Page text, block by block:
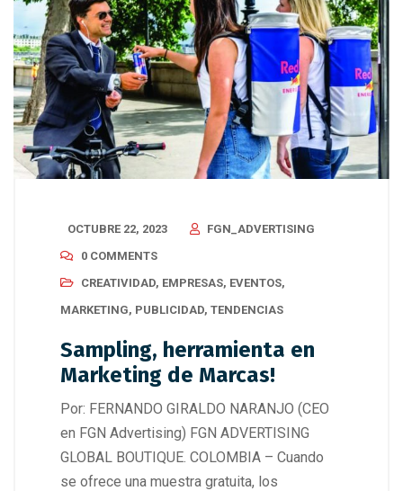
OCTUBRE 22, 2023
FGN_ADVERTISING
0 COMMENTS
CREATIVIDAD, EMPRESAS, EVENTOS,
MARKETING, PUBLICIDAD, TENDENCIAS
Sampling, herramienta en
Marketing de Marcas!
Por: FERNANDO GIRALDO NARANJO (CEO
en FGN Advertising) FGN ADVERTISING
GLOBAL BOUTIQUE. COLOMBIA – Cuando
se ofrece una muestra gratuita, los